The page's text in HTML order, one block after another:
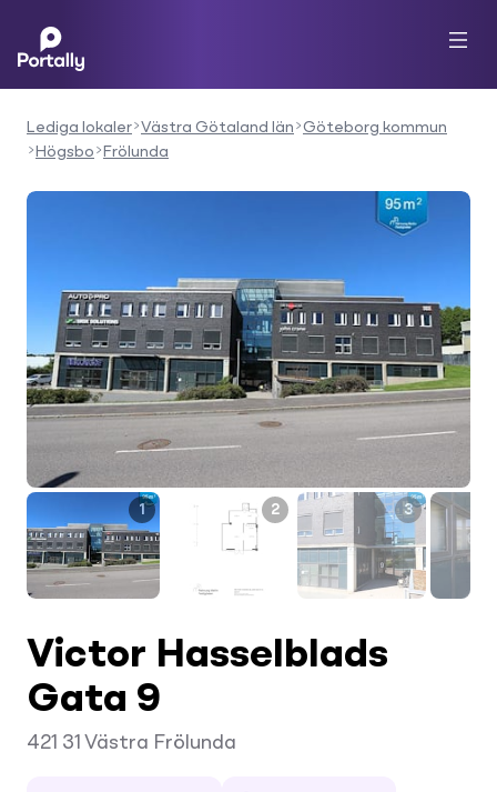
Lediga lokaler Västra Götaland län
Göteborg kommun
Högsbo
Frölunda
1 2 3
Victor Hasselblads
Gata 9
421 31 Västra Frölunda